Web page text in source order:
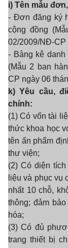
i) Tên mẫu
- Đơn đăng ký
cộng đồng
02/2009/NĐ-CP
- Bảng kê
(Mẫu 2 ban
CP ngày 06
k) Yêu cầu,
chính:
(1) Có vốn tài
thức khoa học
tên ấn phẩm
thư viện;
(2) Có diện
liệu và phục vụ
nhất 10 chỗ,
thông; đảm
hóa;
(3) Có đủ
trang thiết bị